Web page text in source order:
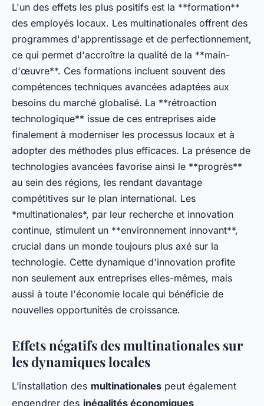
L'un des effets les plus positifs est la **formation**
des employés locaux. Les multinationales offrent des
programmes d'apprentissage et de perfectionnement,
ce qui permet d'accroître la qualité de la **main-
d'œuvre**. Ces formations incluent souvent des
compétences techniques avancées adaptées aux
besoins du marché globalisé. La **rétroaction
technologique** issue de ces entreprises aide
finalement à moderniser les processus locaux et à
adopter des méthodes plus efficaces. La présence de
technologies avancées favorise ainsi le **progrès**
au sein des régions, les rendant davantage
compétitives sur le plan international. Les
*multinationales*, par leur recherche et innovation
continue, stimulent un **environnement innovant**,
crucial dans un monde toujours plus axé sur la
technologie. Cette dynamique d'innovation profite
non seulement aux entreprises elles-mêmes, mais
aussi à toute l'économie locale qui bénéficie de
nouvelles opportunités de croissance.
Effets négatifs des multinationales sur
les dynamiques locales
L’installation des multinationales peut également
engendrer des inégalités économiques